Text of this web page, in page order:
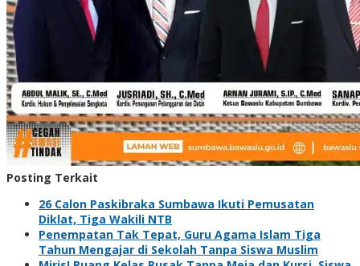
Posting Terkait
26 Calon Paskibraka Sumbawa Ikuti Pemusatan
Diklat, Tiga Wakili NTB
Penempatan Tak Tepat, Guru Agama Islam Tiga
Tahun Mengajar di Sekolah Tanpa Siswa Muslim